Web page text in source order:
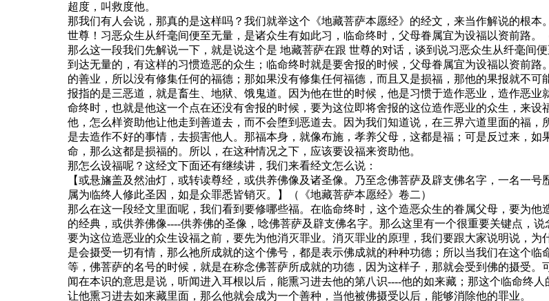
超度，叫救度他。
那我们有人会说，那真的是这样吗？我们就举这个《地藏菩萨本愿经》的经文，来当作解说的根本
世尊！习恶众生从纤毫间便至无量，是诸众生有如此习，临命终时，父母眷属宜为设福以资前路。
那么这一段我们先解说一下，就是说这个是 地藏菩萨在跟 世尊的对话，谈到说习恶众生从纤毫间
到达无量的，有这样的习惯造恶的众生；临命终时就是要舍报的时候，父母眷属宜为设福以资前
的善业，所以没有修集任何的福德；那如果没有修集任何福德，而且又是损福，那他的果报就不
报指的是三恶道，就是畜生、地狱、饿鬼道。因为他在世的时候，他是习惯于造作恶业，造作恶
命终时，也就是他这一个点在还没有舍报的时候，要为这位即将舍报的这位造作恶业的众生，来
他，怎么样资助他让他走到善道去，而不会堕到恶道去。因为我们知道说，在三界六道里面的福
是去造作不好的事情，去损害他人。那福本身，就像布施，孝养父母，这都是福；可是反过来，
命，那么这都是损福的。所以，在这种情况之下，应该要设福来资助他。
那怎么设福呢？这经文下面还有继续讲，我们来看经文怎么说：
【或悬旛盖及然油灯，或转读尊经，或供养佛像及诸圣像。乃至念佛菩萨及辟支佛名字，一名一
属为临终人修此圣因，如是众罪悉皆销灭。】（《地藏菩萨本愿经》卷二）
那么在这一段经文里面呢，我们看到要修哪些福。在临命终时，这个造恶众生的眷属父母，要为
的经典，或供养佛像----供养佛的圣像，唸佛菩萨及辟支佛名字。那么这里有一个很重要关键点，
要为这位造恶业的众生设福之前，要先为他消灭罪业。消灭罪业的原理，我们要跟大家说明说，
是会摄受一切有情，那么祂所成就的这个佛号，都是表示佛成就的种种功德；所以当我们在这个
等，佛菩萨的名号的时候，就是在称念佛菩萨所成就的功德，因为这样子，那就会受到佛的摄受
闻在本识的意思是说，听闻进入耳根以后，能熏习进去他的第八识----他的如来藏；那这个临命终
让他熏习进去如来藏里面，那么他就会成为一个善种，当他被佛摄受以后，能够消除他的罪业。